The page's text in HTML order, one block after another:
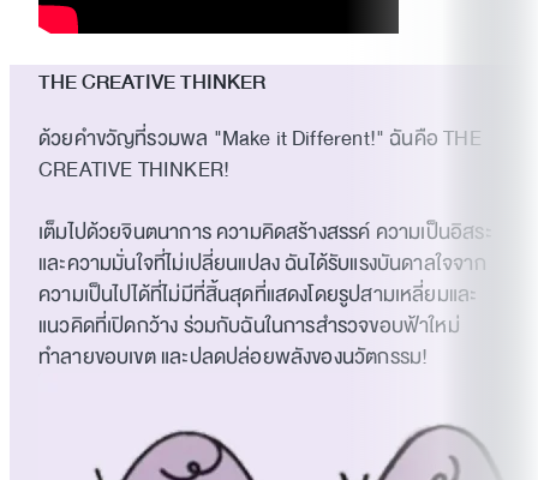
THE CREATIVE THINKER
ด้วยคำขวัญที่รวมพล "Make it Different!" ฉันคือ THE
CREATIVE THINKER!
เต็มไปด้วยจินตนาการ ความคิดสร้างสรรค์ ความเป็นอิสระ
และความมั่นใจที่ไม่เปลี่ยนแปลง ฉันได้รับแรงบันดาลใจจาก
ความเป็นไปได้ที่ไม่มีที่สิ้นสุดที่แสดงโดยรูปสามเหลี่ยมและ
แนวคิดที่เปิดกว้าง ร่วมกับฉันในการสำรวจขอบฟ้าใหม่
ทำลายขอบเขต และปลดปล่อยพลังของนวัตกรรม!